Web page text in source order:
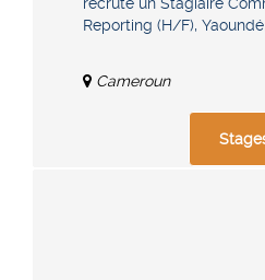
recrute un Stagiaire
Reporting (H/F),
Cameroun